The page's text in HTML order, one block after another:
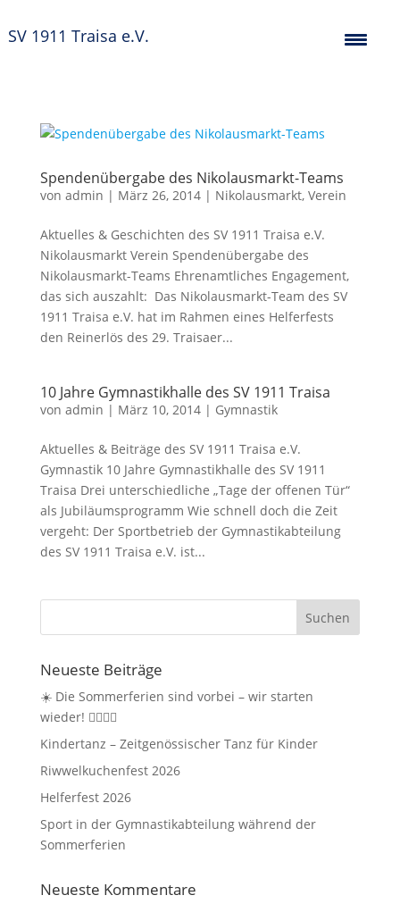
SV 1911 Traisa e.V.
Spendenübergabe des Nikolausmarkt-Teams
von admin | März 26, 2014| Nikolausmarkt, Verein
Aktuelles & Geschichten des SV 1911 Traisa e.V.
Nikolausmarkt Verein Spendenübergabe des
Nikolausmarkt-Teams Ehrenamtliches Engagement,
das sich auszahlt: Das Nikolausmarkt-Team des SV
1911 Traisa e.V. hat im Rahmen eines Helferfests
den Reinerlös des 29. Traisaer...
10 Jahre Gymnastikhalle des SV 1911 Traisa
von admin | März 10, 2014| Gymnastik
Aktuelles & Beiträge des SV 1911 Traisa e.V.
Gymnastik 10 Jahre Gymnastikhalle des SV 1911
Traisa​ Drei unterschiedliche „Tage der offenen Tür“
als Jubiläumsprogramm Wie schnell doch die Zeit
vergeht: Der Sportbetrieb der Gymnastikabteilung
des SV 1911 Traisa e.V. ist...
Neueste Beiträge
☀️ Die Sommerferien sind vorbei – wir starten
wieder! 🤸‍♀️🏃‍♂️
Kindertanz – Zeitgenössischer Tanz für Kinder
Riwwelkuchenfest 2026
Helferfest 2026
Sport in der Gymnastikabteilung während der
Sommerferien
Neueste Kommentare